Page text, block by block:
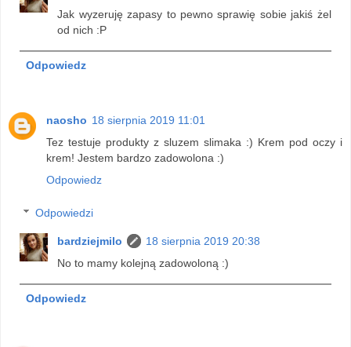
Jak wyzeruję zapasy to pewno sprawię sobie jakiś żel
od nich :P
Odpowiedz
naosho 18 sierpnia 2019 11:01
Tez testuje produkty z sluzem slimaka :) Krem pod oczy i
krem! Jestem bardzo zadowolona :)
Odpowiedz
Odpowiedzi
bardziejmilo
18 sierpnia 2019 20:38
No to mamy kolejną zadowoloną :)
Odpowiedz